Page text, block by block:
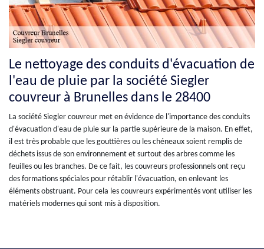
Le nettoyage des conduits d'évacuation de
l'eau de pluie par la société Siegler
couvreur à Brunelles dans le 28400
La société Siegler couvreur met en évidence de l'importance des conduits
d'évacuation d'eau de pluie sur la partie supérieure de la maison. En effet,
il est très probable que les gouttières ou les chéneaux soient remplis de
déchets issus de son environnement et surtout des arbres comme les
feuilles ou les branches. De ce fait, les couvreurs professionnels ont reçu
des formations spéciales pour rétablir l'évacuation, en enlevant les
éléments obstruant. Pour cela les couvreurs expérimentés vont utiliser les
matériels modernes qui sont mis à disposition.